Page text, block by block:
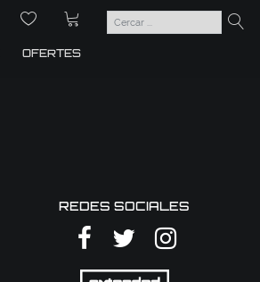
OFERTES
REDES SOCIALES